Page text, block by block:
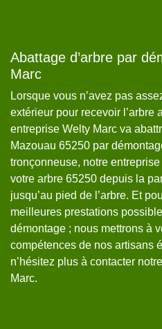
Abattage d’arbre par
Marc
Lorsque vous n’avez pas
extérieur pour recevoir l’arbre
entreprise Welty Marc va
Mazouau 65250 par
tronçonneuse, notre
votre arbre 65250 depuis la
jusqu’au pied de l’arbre. Et
meilleures prestations
démontage ; nous mettrons à
compétences de nos artisans
n’hésitez plus à contacter
Marc.